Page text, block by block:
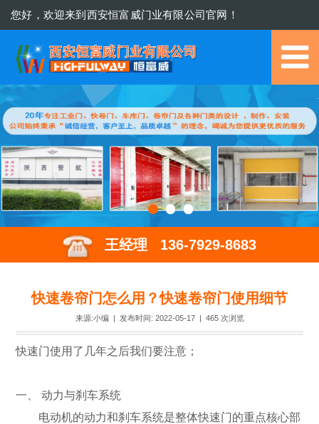
您好，欢迎来到西安恒富威门业有限公司官网！
029-8632 7096
王经理 136-7929-8683
快速卷帘门怎么用？快速卷帘门使用细节
来源:小编 | 发布时间: 2022-05-17 | 465 次浏览
快速门使用了几年之后我们要注意；
一、 动力与刹车系统
电动机的动力和刹车系统是整体快速门的重点核心部